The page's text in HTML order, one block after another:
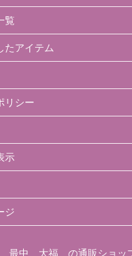
覧
たアイテム
リシー
示
ジ
最中、大福 の通販ショッ